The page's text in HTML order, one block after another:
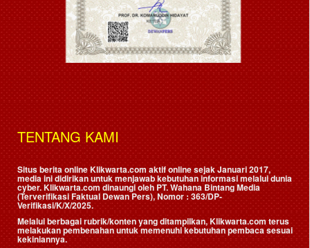
TENTANG KAMI
Situs berita online Klikwarta.com aktif online sejak Januari 2017,
media ini didirikan untuk menjawab kebutuhan informasi melalui dunia
cyber. Klikwarta.com dinaungi oleh PT. Wahana Bintang Media
(Terverifikasi Faktual Dewan Pers), Nomor : 363/DP-
Verifikasi/K/X/2025.
Melalui berbagai rubrik/konten yang ditampilkan, Klikwarta.com terus
melakukan pembenahan untuk memenuhi kebutuhan pembaca sesuai
kekiniannya.